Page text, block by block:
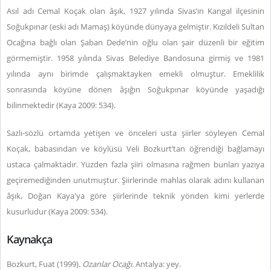
Asıl adı Cemal Koçak olan âşık, 1927 yılında Sivas’ın Kangal ilçesinin
Soğukpınar (eski adı Mamaş) köyünde dünyaya gelmiştir. Kızıldeli Sultan
Ocağına bağlı olan Şaban Dede’nin oğlu olan şair düzenli bir eğitim
görmemiştir. 1958 yılında Sivas Belediye Bandosuna girmiş ve 1981
yılında aynı birimde çalışmaktayken emekli olmuştur. Emeklilik
sonrasında köyüne dönen âşığın Soğukpınar köyünde yaşadığı
bilinmektedir (Kaya 2009: 534).
Sazlı-sözlü ortamda yetişen ve önceleri usta şiirler söyleyen Cemal
Koçak, babasından ve köylüsü Veli Bozkurt’tan öğrendiği bağlamayı
ustaca çalmaktadır. Yüzden fazla şiiri olmasına rağmen bunları yazıya
geçiremediğinden unutmuştur. Şiirlerinde mahlas olarak adını kullanan
âşık, Doğan Kaya'ya göre şiirlerinde teknik yönden kimi yerlerde
kusurludur (Kaya 2009: 534).
Kaynakça
Bozkurt, Fuat (1999). Ozanlar Ocağı.Antalya: yey.